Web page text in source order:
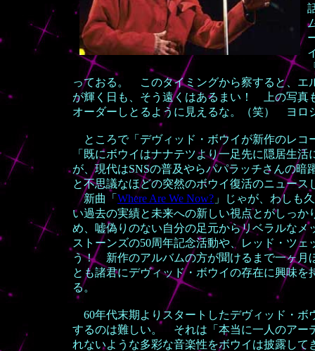
っておる。 このタイミングから察すると、エ
が輝く日も、そう遠くはあるまい！ 上の写真
オーダーしとるように見えるな。（笑） ヨ
ところで「デヴィッド・ボウイが新作のレコ
「既にボウイはナナテツより一足先に隠居生
が、現代はSNSの普及やらパパラッチさんの
と不思議なほどの突然のボウイ復活のニュース
新曲「 Where Are We Now? 」じゃが、わしも
い過去の実績と未来への新しい視点とがしっ
め、嘘偽りのない自分の足元からリベラルな
ストーンズの50周年記念活動や、レッド・ツ
う！ 新作のアルバムの方が聞けるまで一ヶ月
とも諸君にデヴィッド・ボウイの存在に興味を
る。
60年代末期よりスタートしたデヴィッド・ボ
するのは難しい。 それは「本当に一人のアー
れないような多彩な音楽性をボウイは披露し